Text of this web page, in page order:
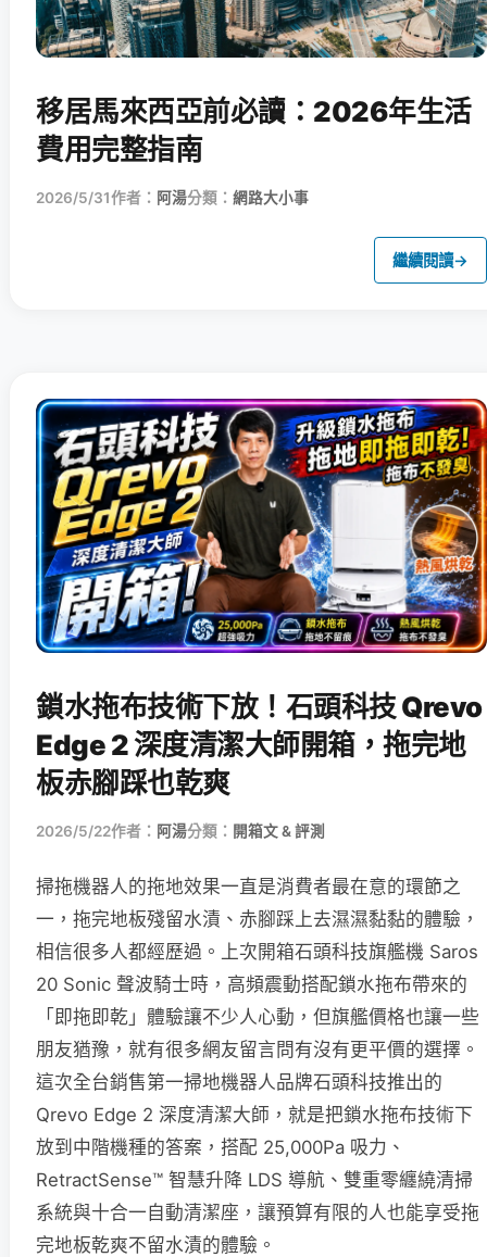
移居馬來西亞前必讀：2026年生活
費用完整指南
2026/5/31作者： 阿湯分類： 網路大小事
繼續閱讀→
鎖水拖布技術下放！石頭科技 Qrevo
Edge 2 深度清潔大師開箱，拖完地
板赤腳踩也乾爽
2026/5/22作者： 阿湯分類： 開箱文 & 評測
掃拖機器人的拖地效果一直是消費者最在意的環節之
一，拖完地板殘留水漬、赤腳踩上去濕濕黏黏的體驗，
相信很多人都經歷過。上次開箱石頭科技旗艦機 Saros
20 Sonic 聲波騎士時，高頻震動搭配鎖水拖布帶來的
「即拖即乾」體驗讓不少人心動，但旗艦價格也讓一些
朋友猶豫，就有很多網友留言問有沒有更平價的選擇。
這次全台銷售第一掃地機器人品牌石頭科技推出的
Qrevo Edge 2 深度清潔大師，就是把鎖水拖布技術下
放到中階機種的答案，搭配 25,000Pa 吸力、
RetractSense™ 智慧升降 LDS 導航、雙重零纏繞清掃
系統與十合一自動清潔座，讓預算有限的人也能享受拖
完地板乾爽不留水漬的體驗。